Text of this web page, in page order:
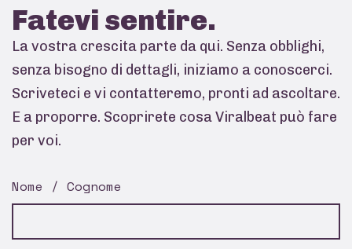
Fatevi sentire.
La vostra crescita parte da qui. Senza obblighi,
senza bisogno di dettagli, iniziamo a conoscerci.
Scriveteci e vi contatteremo, pronti ad ascoltare.
E a proporre. Scoprirete cosa Viralbeat può fare
per voi.
Nome / Cognome